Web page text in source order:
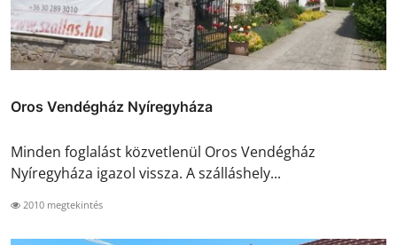
Oros Vendégház Nyíregyháza
Minden foglalást közvetlenül Oros Vendégház
Nyíregyháza igazol vissza. A szálláshely...
2010 megtekintés